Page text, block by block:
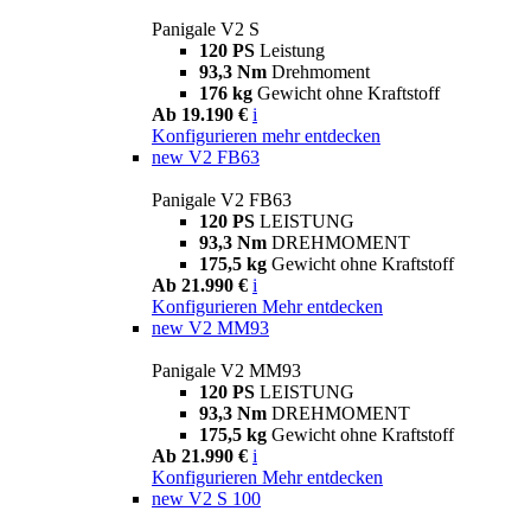
Panigale V2 S
120 PS Leistung
93,3 Nm Drehmoment
176 kg Gewicht ohne Kraftstoff
Ab 19.190 € i
Konfigurieren mehr entdecken
new V2 FB63
Panigale V2 FB63
120 PS LEISTUNG
93,3 Nm DREHMOMENT
175,5 kg Gewicht ohne Kraftstoff
Ab 21.990 € i
Konfigurieren Mehr entdecken
new V2 MM93
Panigale V2 MM93
120 PS LEISTUNG
93,3 Nm DREHMOMENT
175,5 kg Gewicht ohne Kraftstoff
Ab 21.990 € i
Konfigurieren Mehr entdecken
new V2 S 100